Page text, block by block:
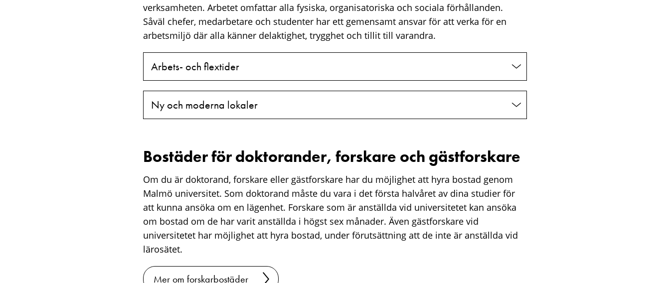
verksamheten. Arbetet omfattar alla fysiska, organisatoriska och sociala förhållanden.
Såväl chefer, medarbetare och studenter har ett gemensamt ansvar för att verka för en
arbetsmiljö där alla känner delaktighet, trygghet och tillit till varandra.
Arbets- och flextider
Ny och moderna lokaler
Bostäder för doktorander, forskare och gästforskare
Om du är doktorand, forskare eller gästforskare har du möjlighet att hyra bostad genom
Malmö universitet. Som doktorand måste du vara i det första halvåret av dina studier för
att kunna ansöka om en lägenhet. Forskare som är anställda vid universitetet kan ansöka
om bostad om de har varit anställda i högst sex månader. Även gästforskare vid
universitetet har möjlighet att hyra bostad, under förutsättning att de inte är anställda vid
lärosätet.
Mer om forskarbostäder